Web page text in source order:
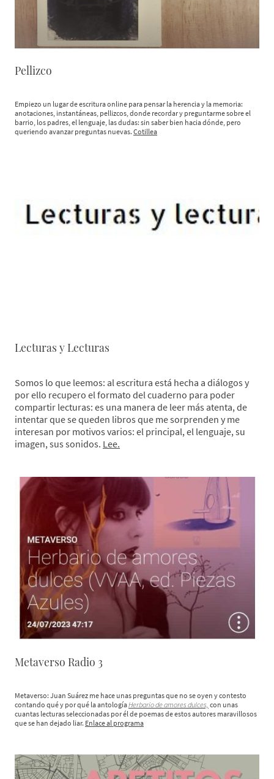
Pellizco
Empiezo un lugar de escritura online para pensar la herencia y la memoria:
anotaciones, instantáneas, pellizcos, donde recordar y preguntarme sobre el
barrio, los padres, el lenguaje, las dudas: sin saber bien hacia dónde, pero
queriendo avanzar preguntas nuevas. Cotillea
Lecturas y Lecturas
Somos lo que leemos: al escritura está hecha a diálogos y
por ello recupero el formato del cuaderno para poder
compartir lecturas: es una manera de leer más atenta, de
intentar que se queden libros que me sorprenden y me
interesan por motivos varios: el principal, el lenguaje, su
imagen, sus sonidos. Lee.
Metaverso Radio 3
Metaverso: Juan Suárez me hace unas preguntas que no se oyen y contesto
contando qué y por qué la antologíaHerbario de amores dulces, con unas
cuantas lecturas seleccionadas por él de poemas de estos autores maravillosos
que se han dejado liar. Enlace al programa